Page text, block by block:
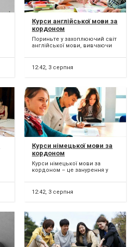
Курси англійської мови за
кордоном
Пориньте у захоплюючий світ
англійської мови, вивчаючи
унікальна можливість роз...
12:42, 3 серпня
Курси німецької мови за
кордоном
Курси німецької мови за
кордоном – це занурення у
покращення своїх навичок
спілк...
12:42, 3 серпня